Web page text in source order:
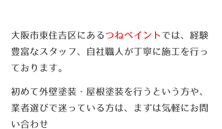
大阪市東住吉区にあるつねペイント では、経験
豊富なスタッフ、自社職人が丁寧に施工を行っ
ております。
初めて外壁塗装・屋根塗装を行うという方や、
業者選びで迷っている方は、まずは気軽にお問
い合わせ